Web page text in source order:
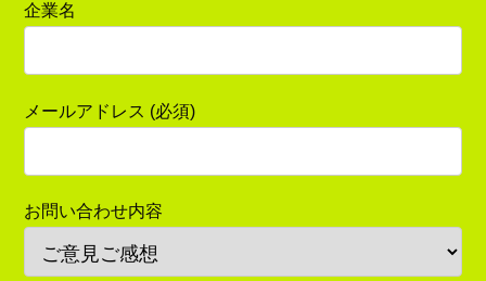
企業名
メールアドレス (必須)
お問い合わせ内容